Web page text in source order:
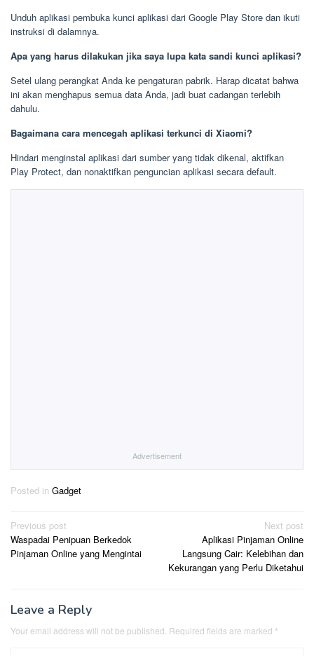
Unduh aplikasi pembuka kunci aplikasi dari Google Play Store dan ikuti
instruksi di dalamnya.
Apa yang harus dilakukan jika saya lupa kata sandi kunci aplikasi?
Setel ulang perangkat Anda ke pengaturan pabrik. Harap dicatat bahwa
ini akan menghapus semua data Anda, jadi buat cadangan terlebih
dahulu.
Bagaimana cara mencegah aplikasi terkunci di Xiaomi?
Hindari menginstal aplikasi dari sumber yang tidak dikenal, aktifkan
Play Protect, dan nonaktifkan penguncian aplikasi secara default.
Advertisement
Posted in Gadget
Post
navigation
Previous post
Waspadai Penipuan Berkedok
Pinjaman Online yang Mengintai
Next post
Aplikasi Pinjaman Online
Langsung Cair: Kelebihan dan
Kekurangan yang Perlu Diketahui
Leave a Reply
Your email address will not be published. Required fields are marked *